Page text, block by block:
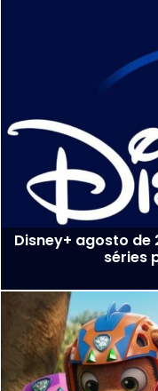
Disney+ agosto de
séries